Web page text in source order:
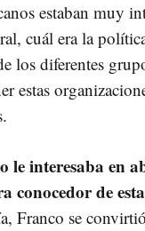
estaban muy
cuál era la
los diferentes
estas
le interesaba en
conocedor de
Franco se